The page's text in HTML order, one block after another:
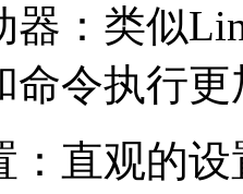
类似
命令执行
观的设